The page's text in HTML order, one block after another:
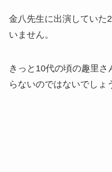
金八先生に出演していた
いません。
きっと10代の頃の趣里
らないのではないでしょ